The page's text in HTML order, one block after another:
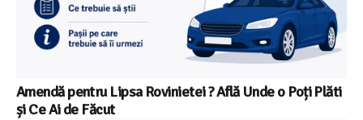
Amendă pentru Lipsa Rovinietei ? Află Unde o Poți Plăti
și Ce Ai de Făcut